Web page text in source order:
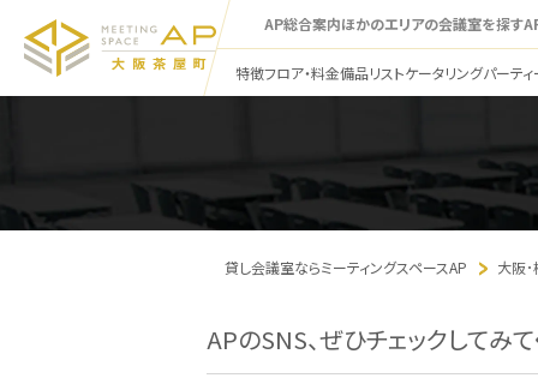
AP総合案内ほかのエリアの会議室を探す
特徴フロア・料金備品リストケータリングパーティ
貸し会議室ならミーティングスペースAP 大阪
APのSNS、ぜひチェックしてみて